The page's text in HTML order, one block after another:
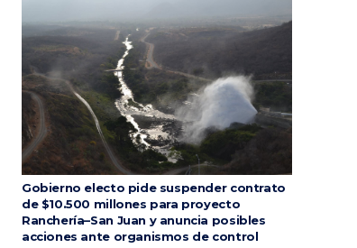
Gobierno electo pide suspender contrato
de $10.500 millones para proyecto
Ranchería–San Juan y anuncia posibles
acciones ante organismos de control